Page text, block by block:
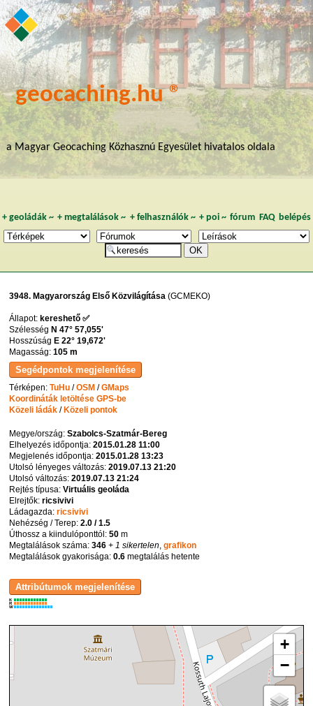
geocaching.hu ®
a Magyar Geocaching Közhasznú Egyesület hivatalos oldala
+ geoládák~ +megtalálások ~ + felhasználók~ + poi~ fórum FAQ belépés
3948. Magyarország Első Közvilágítása (GCMEKO)
Állapot:kereshető ✅
SzélességN 47° 57,055'
HosszúságE 22° 19,672'
Magasság:105 m
Térképen:TuHu /OSM /GMaps
Koordináták letöltése GPS-be
Közeli ládák / Közeli pontok
Megye/ország:Szabolcs-Szatmár-Bereg
Elhelyezés időpontja:2015.01.28 11:00
Megjelenés időpontja:2015.01.28 13:23
Utolsó lényeges változás:2019.07.13 21:20
Utolsó változás:2019.07.13 21:24
Rejtés típusa:Virtuális geoláda
Elrejtők:ricsivivi
Ládagazda:ricsivivi
Nehézség / Terep:2.0 / 1.5
Úthossz a kiindulóponttól:50 m
Megtalálások száma:346 + 1 sikertelen,grafikon
Megtalálások gyakorisága:0.6 megtalálás hetente
K
R
W
+
−